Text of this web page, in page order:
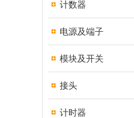
计数器
电源及端子
模块及开关
接头
计时器